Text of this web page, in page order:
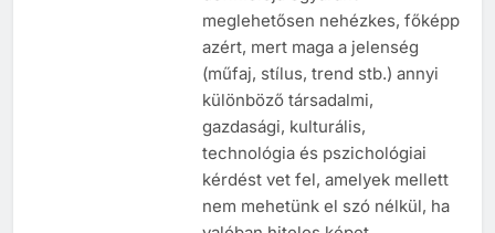
meglehetősen nehézkes, főképp
azért, mert maga a jelenség
(műfaj, stílus, trend stb.) annyi
különböző társadalmi,
gazdasági, kulturális,
technológia és pszichológiai
kérdést vet fel, amelyek mellett
nem mehetünk el szó nélkül, ha